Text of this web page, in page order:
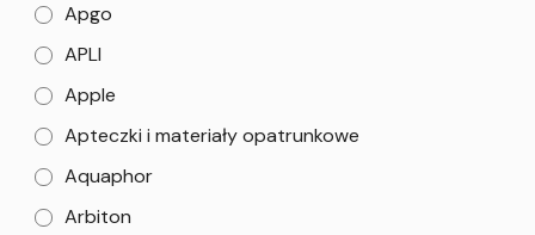
Apgo
APLI
Apple
Apteczki i materiały opatrunkowe
Aquaphor
Arbiton